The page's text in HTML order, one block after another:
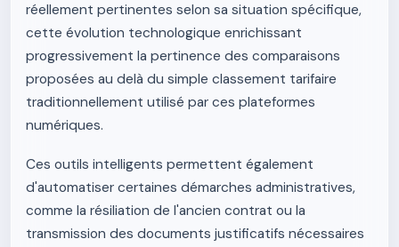
réellement pertinentes selon sa situation spécifique,
cette évolution technologique enrichissant
progressivement la pertinence des comparaisons
proposées au delà du simple classement tarifaire
traditionnellement utilisé par ces plateformes
numériques.
Ces outils intelligents permettent également
d'automatiser certaines démarches administratives,
comme la résiliation de l'ancien contrat ou la
transmission des documents justificatifs nécessaires